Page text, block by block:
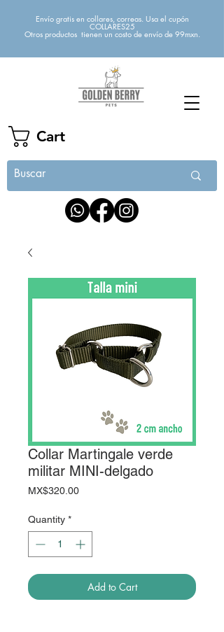
Cart
Envío gratis en collares, correas. Usa el cupón
COLLARES25
Otros productos tienen un costo de envío de 99mxn.
Collar Martingale verde
militar MINI-delgado
MX$320.00Price
Quantity *
Add to Cart